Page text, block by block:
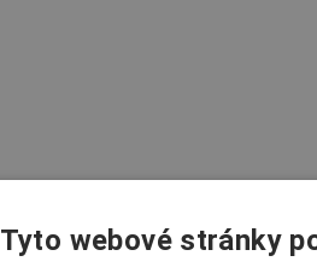
Tyto webové stránky